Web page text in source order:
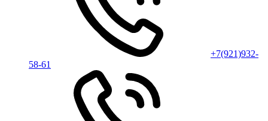
+7(921)932-
58-61